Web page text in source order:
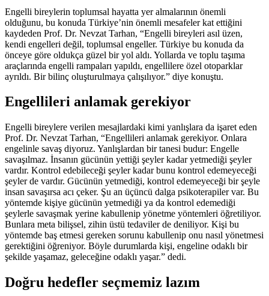
Engelli bireylerin toplumsal hayatta yer almalarının önemli
olduğunu, bu konuda Türkiye’nin önemli mesafeler kat ettiğini
kaydeden Prof. Dr. Nevzat Tarhan, “Engelli bireyleri asıl üzen,
kendi engelleri değil, toplumsal engeller. Türkiye bu konuda da
önceye göre oldukça güzel bir yol aldı. Yollarda ve toplu taşıma
araçlarında engelli rampaları yapıldı, engellilere özel otoparklar
ayrıldı. Bir bilinç oluşturulmaya çalışılıyor.” diye konuştu.
Engellileri anlamak gerekiyor
Engelli bireylere verilen mesajlardaki kimi yanlışlara da işaret eden
Prof. Dr. Nevzat Tarhan, “Engellileri anlamak gerekiyor. Onlara
engelinle savaş diyoruz. Yanlışlardan bir tanesi budur: Engelle
savaşılmaz. İnsanın gücünün yettiği şeyler kadar yetmediği şeyler
vardır. Kontrol edebileceği şeyler kadar bunu kontrol edemeyeceği
şeyler de vardır. Gücünün yetmediği, kontrol edemeyeceği bir şeyle
insan savaşırsa acı çeker. Şu an üçüncü dalga psikoterapiler var. Bu
yöntemde kişiye gücünün yetmediği ya da kontrol edemediği
şeylerle savaşmak yerine kabullenip yönetme yöntemleri öğretiliyor.
Bunlara meta bilişsel, zihin üstü tedaviler de deniliyor. Kişi bu
yöntemde baş etmesi gereken sorunu kabullenip onu nasıl yönetmesi
gerektiğini öğreniyor. Böyle durumlarda kişi, engeline odaklı bir
şekilde yaşamaz, geleceğine odaklı yaşar.” dedi.
Doğru hedefler seçmemiz lazım